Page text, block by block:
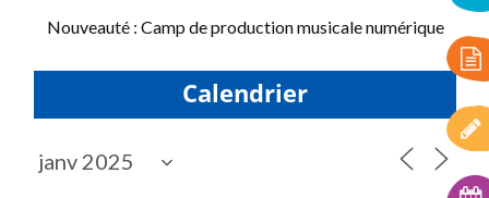
Nouveauté : Camp de production musicale numérique
Calendrier